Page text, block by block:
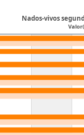
Nados-vivos